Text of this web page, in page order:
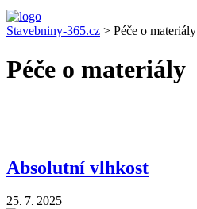
Stavebniny-365.cz > Péče o materiály
Péče o materiály
Absolutní vlhkost
25. 7. 2025